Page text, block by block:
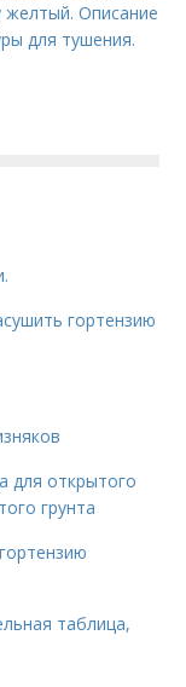
желтый. Описание
для тушения.
гортензию
для открытого
грунта
таблица,